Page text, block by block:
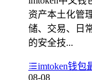
资产本土化管
储、交易、日
的安全技...
imtoken钱包
08-08